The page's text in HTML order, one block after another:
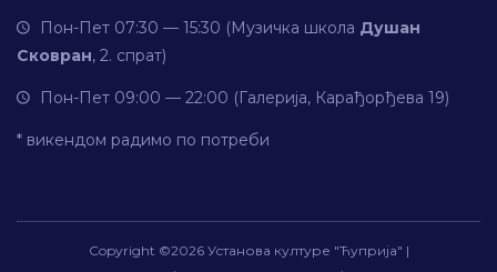
Пон-Пет 07:30 — 15:30 (Музичка школа Душан
Сковран, 2. спрат)
Пон-Пет 09:00 — 22:00 (Галерија, Карађорђева 19)
* викендом радимо по потреби
Copyright ©2026 Установа културе "Ћуприја" |